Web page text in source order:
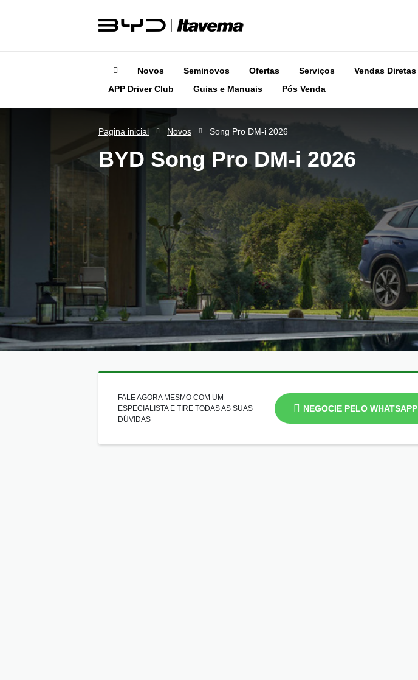
Novos Seminovos Ofertas Serviços Vendas Diretas
APP Driver Club
Guias e Manuais Pós Venda
Pagina inicial Novos Song Pro DM-i 2026
BYD Song Pro DM-i 2026
FALE AGORA MESMO COM UM
ESPECIALISTA E TIRE TODAS AS SUAS
DÚVIDAS
NEGOCIE PELO WHATSAPP